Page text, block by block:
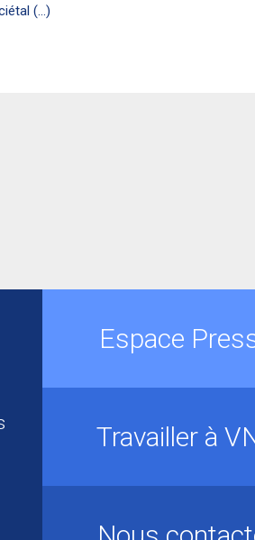
(...)
Espace
Travailler à